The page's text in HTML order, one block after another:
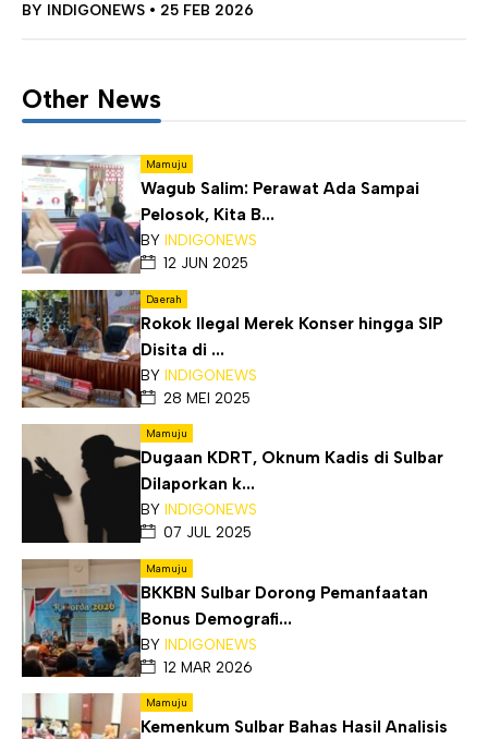
BY INDIGONEWS • 25 FEB 2026
Other News
Mamuju
Wagub Salim: Perawat Ada Sampai
Pelosok, Kita B...
BY INDIGONEWS
12 JUN 2025
Daerah
Rokok Ilegal Merek Konser hingga SIP
Disita di ...
BY INDIGONEWS
28 MEI 2025
Mamuju
Dugaan KDRT, Oknum Kadis di Sulbar
Dilaporkan k...
BY INDIGONEWS
07 JUL 2025
Mamuju
BKKBN Sulbar Dorong Pemanfaatan
Bonus Demografi...
BY INDIGONEWS
12 MAR 2026
Mamuju
Kemenkum Sulbar Bahas Hasil Analisis